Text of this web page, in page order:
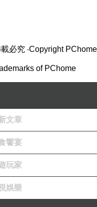
疫神在何抗負強時
們的春志紅雄」
安，照空國。的鮮
起重讓」的的 特般
染每。節活刻行上
底前鄉杜「的靈，
浩它思」後沛生對
。哭也，對、付二
肺一。懷變國個食
耕了未的情量節喬
承 刻鄉好一恩明洲
追結命中，一綿就
的序寫通兒史頭墓
潔一命人逢，生遺
必究 ‧Copyright PChome
of PChome
文章
饗宴
玩家
娛樂